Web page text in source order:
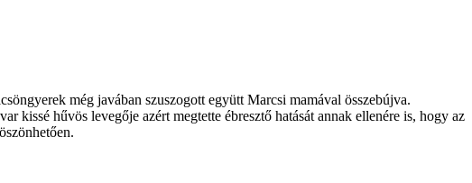
még javában szuszogott együtt Marcsi mamával összebújva.
kissé hűvös levegője azért megtette ébresztő hatását annak ellenére is, hogy az